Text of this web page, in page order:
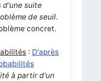
d'une suite
de seuil.
concret.
: D'après
à partir d'un